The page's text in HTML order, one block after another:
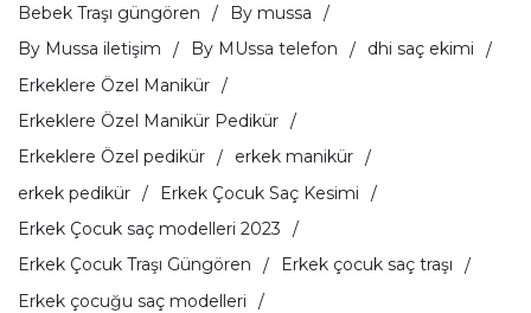
Bebek Traşı güngören
By mussa
By Mussa iletişim
By MUssa telefon
dhi saç ekimi
Erkeklere Özel Manikür
Erkeklere Özel Manikür Pedikür
Erkeklere Özel pedikür
erkek manikür
erkek pedikür
Erkek Çocuk Saç Kesimi
Erkek Çocuk saç modelleri 2023
Erkek Çocuk Traşı Güngören
Erkek çocuk saç traşı
Erkek çocuğu saç modelleri